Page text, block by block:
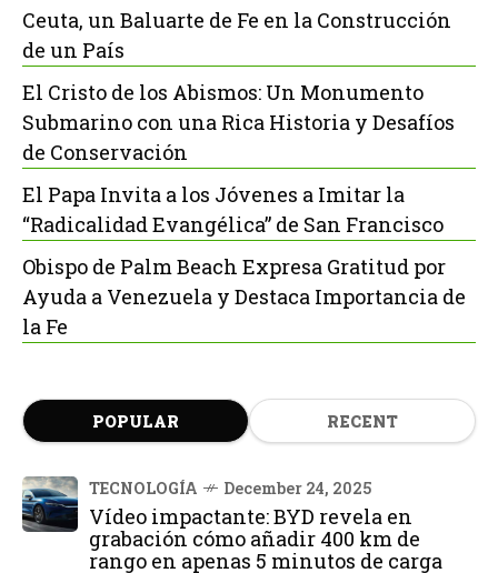
Ceuta, un Baluarte de Fe en la Construcción
de un País
El Cristo de los Abismos: Un Monumento
Submarino con una Rica Historia y Desafíos
de Conservación
El Papa Invita a los Jóvenes a Imitar la
“Radicalidad Evangélica” de San Francisco
Obispo de Palm Beach Expresa Gratitud por
Ayuda a Venezuela y Destaca Importancia de
la Fe
POPULAR RECENT
TECNOLOGÍA December 24, 2025
Vídeo impactante: BYD revela en
grabación cómo añadir 400 km de
rango en apenas 5 minutos de carga